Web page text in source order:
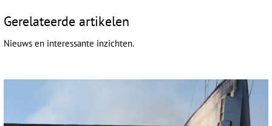
Gerelateerde artikelen
Nieuws en interessante inzichten.